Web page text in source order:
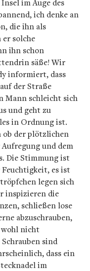
im Auge des
ich denke an
die ihn als
solche
ihn schon
säße! Wir
informiert, dass
der Straße
Mann schleicht sich
und geht zu
in Ordnung ist.
ob der plötzlichen
und dem
Die Stimmung ist
es ist
legen sich
inspizieren die
schließen lose
abzuschrauben,
wohl nicht
sind
dass ein
im